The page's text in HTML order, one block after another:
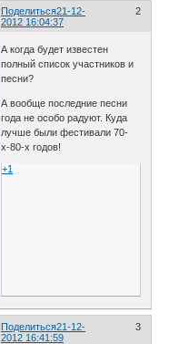
Поделиться 2
21-12-
2012 16:04:37
А когда будет известен
полный список участников и
песни?
А вообще последние песни
года не особо радуют. Куда
лучше были фестивали 70-
х-80-х годов!
+1
Поделиться 3
21-12-
2012 16:41:59